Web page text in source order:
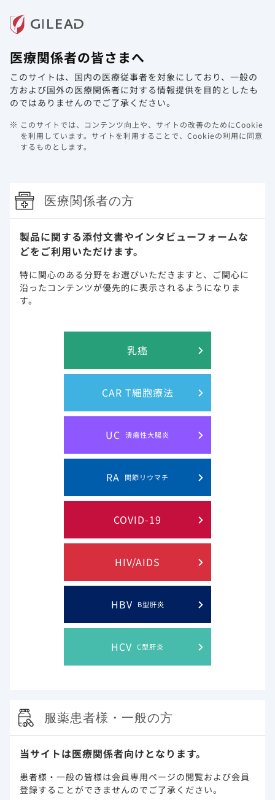
ホーム 製品情報
調製・投与・保管取り扱い
保管取り扱い
調製方法に関するFAQ
用法及び用量 調製方法(成人及び
40kg以上の小児）
4.用法及び用量に関連する注意
7.1 生理食塩液に添加し、30分から120分かけ
7.2 SARS-CoV-2による感染症の症状が発現して
る。ただし、SARS-CoV-2による肺炎を有する
患者では、目安として、5日目まで投与し、症状
の改善が認められない場合には10日目まで投与
する。
通常、成人及び体重40kg以上の小児にはレムデシビルと
して、投与初日に200mgを、投与2日目以降は100mgを
1日1回点滴静注する。なお、総投与期間は10日までとす
医療関係者の皆さまへ
このサイトは、国内の医療従事者を対象にしており、 一般の
方および国外の医療関係者に対する情報提供を目的としたも
のではありませんのでご了承ください。
このサイトでは、コンテンツ向上や、サイトの改善のためにCookie
を利用しています。 サイトを利用することで、Cookieの利用に同意
するものとします。
医療関係者の方
製品に関する添付文書やインタビューフォームな
どをご利用いただけます。
特に関心のある分野をお選びいただきますと、 ご関心に
沿ったコンテンツが優先的に表示されるようになりま
す。
乳癌
CAR T細胞療法
UC 潰瘍性大腸炎
RA 関節リウマチ
COVID-19
HIV/AIDS
HBV B型肝炎
HCV C型肝炎
服薬患者様・一般の方
当サイトは医療関係者向けとなります。
患者様・一般の皆様は会員専用ページの閲覧および会員
登録することができませんのでご了承ください。